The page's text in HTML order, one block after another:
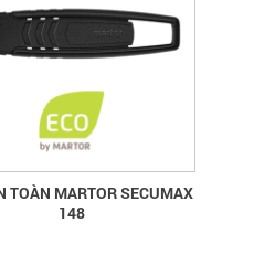
gia về ATVSLĐ lần
- Hội nghị Mạng thông
ATVSLĐ lần thứ 16
mua và sử dụng
mua và sử dụng mũ
TOÀN MARTOR SECUMAX
148